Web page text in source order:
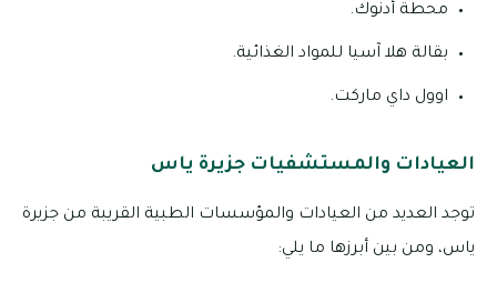
محطة أدنوك.
بقالة هلا آسيا للمواد الغذائية.
اوول داي ماركت.
العيادات والمستشفيات جزيرة ياس
توجد العديد من العيادات والمؤسسات الطبية القريبة من جزيرة
ياس، ومن بين أبرزها ما يلي: